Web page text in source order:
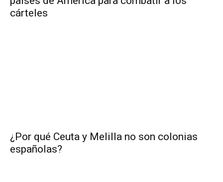
cárteles
¿Por qué Ceuta y Melilla no son colonias
españolas?